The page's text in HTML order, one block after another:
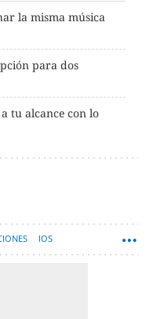
la misma música
para dos
tu alcance con lo
IOS